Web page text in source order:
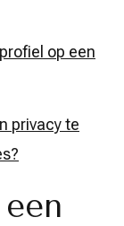
op een
privacy te